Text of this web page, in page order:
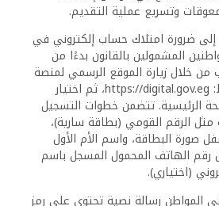
وتسريع عملية التقديم.
ضرورة امتلاك حساب إلكتروني في
المشمولين بالقانون بدءًا من
من خلال زيارة الموقع الرسمي لمنصة
مصر الرقمية على الرابط: https://digital.gov.eg، ثم اختيار
الرئيسية. تتضمن خطوات التسجيل
مثل الرقم القومي (بطاقة سارية)،
صورة البطاقة، واسم الأم الأول
رقم الهاتف المحمول المسجل باسم
(اختياري).
المواطن رسالة نصية تحتوي على رمز